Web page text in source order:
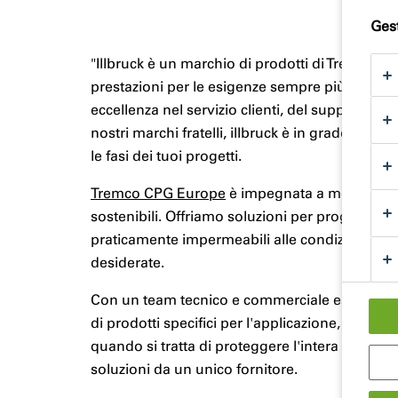
"Illbruck è un marchio di prodotti di Tremco
prestazioni per le esigenze sempre più
eccellenza nel servizio clienti, del supporto
nostri marchi fratelli, illbruck è in grado di
le fasi dei tuoi progetti.
Tremco CPG Europe è impegnata a
sostenibili. Offriamo soluzioni per progettare
praticamente impermeabili alle condizioni
desiderate.
Con un team tecnico e commerciale esperto,
di prodotti specifici per l'applicazione, la
quando si tratta di proteggere l'intera
soluzioni da un unico fornitore.